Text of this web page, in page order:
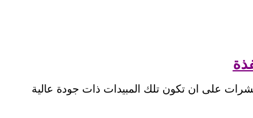
على ان تكون تلك المبيدات ذات جودة عالية